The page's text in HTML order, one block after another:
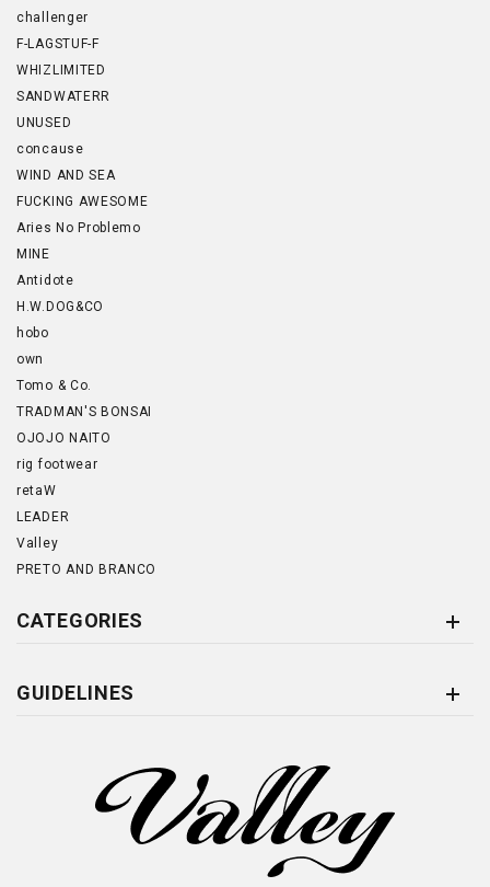
challenger
F-LAGSTUF-F
WHIZLIMITED
SANDWATERR
UNUSED
concause
WIND AND SEA
FUCKING AWESOME
Aries No Problemo
MINE
Antidote
H.W.DOG&CO
hobo
own
Tomo & Co.
TRADMAN'S BONSAI
OJOJO NAITO
rig footwear
retaW
LEADER
Valley
PRETO AND BRANCO
CATEGORIES
GUIDELINES